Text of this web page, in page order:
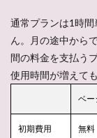
通常プランは1時
ん。
月の途中から
間の料金を支払う
使用時間が増えて
ベー
初期費用 無料